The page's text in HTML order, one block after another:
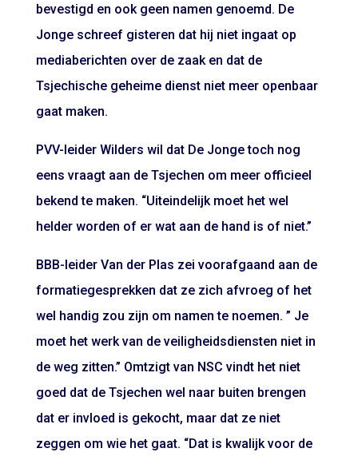
bevestigd en ook geen namen genoemd. De
Jonge schreef gisteren dat hij niet ingaat op
mediaberichten over de zaak en dat de
Tsjechische geheime dienst niet meer openbaar
gaat maken.
PVV-leider Wilders wil dat De Jonge toch nog
eens vraagt aan de Tsjechen om meer officieel
bekend te maken. “Uiteindelijk moet het wel
helder worden of er wat aan de hand is of niet.”
BBB-leider Van der Plas zei voorafgaand aan de
formatiegesprekken dat ze zich afvroeg of het
wel handig zou zijn om namen te noemen. ” Je
moet het werk van de veiligheidsdiensten niet in
de weg zitten.” Omtzigt van NSC vindt het niet
goed dat de Tsjechen wel naar buiten brengen
dat er invloed is gekocht, maar dat ze niet
zeggen om wie het gaat. “Dat is kwalijk voor de